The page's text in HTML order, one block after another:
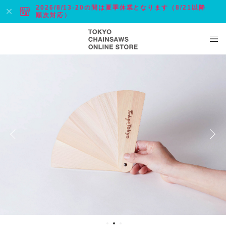
2026/8/13-20の間は夏季休業となります（8/21以降
順次対応）